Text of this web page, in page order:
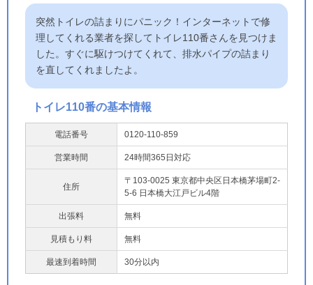
突然トイレの詰まりにパニック！インターネットで修
理してくれる業者を探してトイレ110番さんを見つけま
した。すぐに駆けつけてくれて、排水パイプの詰まり
を直してくれましたよ。
トイレ110番の基本情報
電話番号 0120-110-859
営業時間 24時間365日対応
住所
〒103-0025 東京都中央区日本橋茅場町2-
5-6 日本橋大江戸ビル4階
出張料 無料
見積もり料 無料
最速到着時間 30分以内